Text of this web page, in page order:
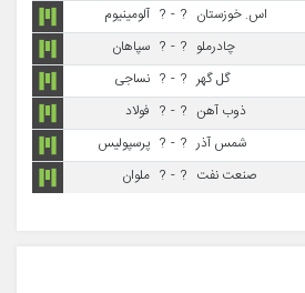
اس. خوزستان ?
-
? آلومینیوم
چادرملو ?
-
? سپاهان
گل گهر ?
-
? نساجی
ذوب آهن ?
-
? فولاد
شمس آذر ?
-
? پرسپولیس
صنعت نفت ?
-
? ملوان